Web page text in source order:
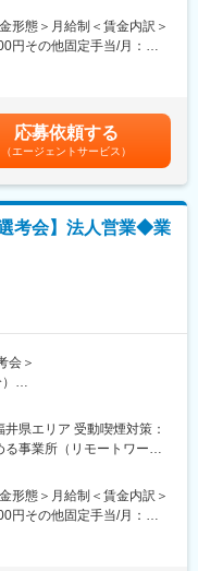
営業をお任せします。
る製品（レーザー探査
ップで提案が可能です）
り、毎年平均60製品の新
出願企業のトップ100に
す。
おります。
役職者の半数以上は年収
以上稼ぐ営業もおります。
じており、チームキャン
形態＞月給制＜賃金内訳＞
円その他固定手当/月：
■賞与年１回■入社後のイン
固定給8割）：・700万円
金はあくまでも目安の金
があります。月給(月額)は
応募依頼する
（エージェントサービス）
考会】法人営業◆業
会＞
も可能です
営業をお任せします。
県エリア 受動喫煙対策：
事業所（リモートワーク
形態＞月給制＜賃金内訳＞
円その他固定手当/月：